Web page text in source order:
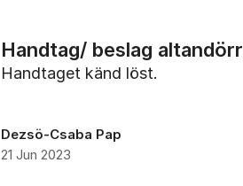
Handtag/ beslag altandörr
Handtaget känd löst.
Dezsö-Csaba Pap
21 Jun 2023